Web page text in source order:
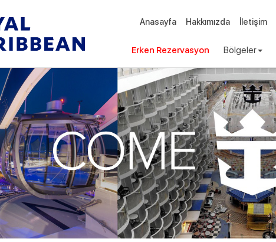
Anasayfa Hakkımızda İletişim
Erken Rezervasyon Bölgeler